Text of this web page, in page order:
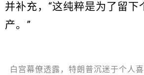
并补充，“这纯粹是为了留下
产。”
白宫幕僚透露，特朗普沉迷于个人